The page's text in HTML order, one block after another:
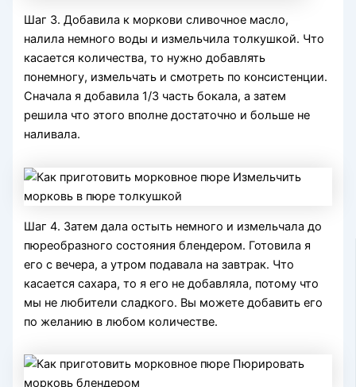
Шаг 3. Добавила к моркови сливочное масло,
налила немного воды и измельчила толкушкой. Что
касается количества, то нужно добавлять
понемногу, измельчать и смотреть по консистенции.
Сначала я добавила 1/3 часть бокала, а затем
решила что этого вполне достаточно и больше не
наливала.
Шаг 4. Затем дала остыть немного и измельчала до
пюреобразного состояния блендером. Готовила я
его с вечера, а утром подавала на завтрак. Что
касается сахара, то я его не добавляла, потому что
мы не любители сладкого. Вы можете добавить его
по желанию в любом количестве.